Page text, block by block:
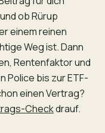
ob Rürup
einem reinen
Weg ist. Dann
Rentenfaktor und
Police bis zur ETF-
einen Vertrag?
Checkdrauf.